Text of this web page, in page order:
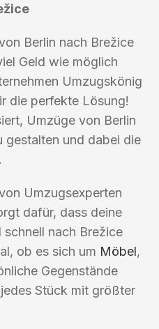
Berlin nach Brežice
Geld wie möglich
Umzugskönig
die perfekte Lösung!
Umzüge von Berlin
gestalten und dabei die
Umzugsexperten
dafür, dass deine
nach Brežice
ob es sich um Möbel,
Gegenstände
Stück mit größter